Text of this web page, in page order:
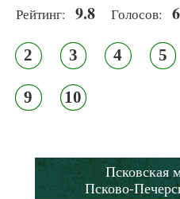
Рейтинг: 9.8 Голосов:
2 3 4 5
9 10
Псковская
Псково-